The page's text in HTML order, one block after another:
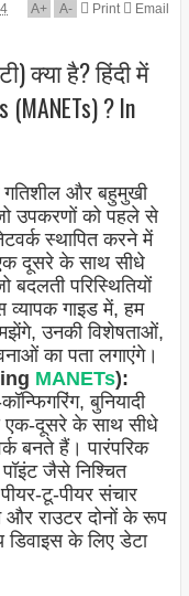
A+ A- Print Email
क्या है? हिंदी में
? In
गतिशील और बहुमुखी
उपकरणों को पहले से
स्थापित करने में
दूसरे के साथ सीधे
परिस्थितियों
गाइड में, हम
उनकी विशेषताओं,
का पता लगाएंगे।
MANETs):
बुनियादी
एक-दूसरे के साथ सीधे
बनते हैं। पारंपरिक
जैसे निश्चित
टू-पीयर संचार
राउटर दोनों के रूप
के लिए डेटा